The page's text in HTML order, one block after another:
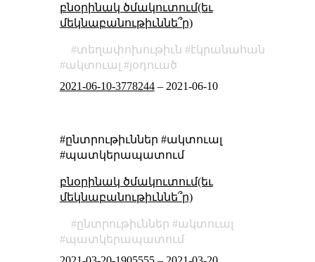
բնօրինակ ծմակուտում(եւ
մեկնաբանութիւննե՞ր)
տեղափոխութիւն
էկրանահան
ակտուալ
յօդուած
2021-06-10-3778244– 2021-06-10
#ընտրութիւններ #ակտուալ
#պատկերապատում
բնօրինակ ծմակուտում(եւ
մեկնաբանութիւննե՞ր)
ընտրութիւններ
ակտուալ
պատկերապատում